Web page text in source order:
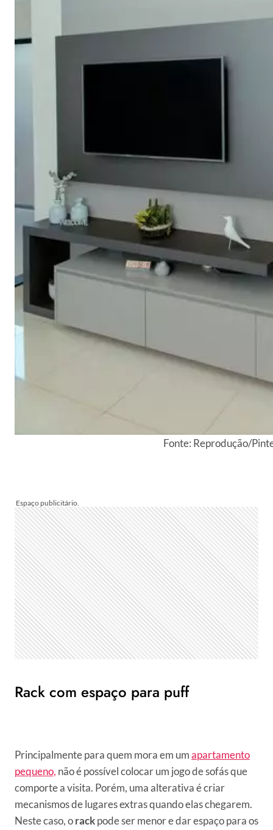
Fonte: Reprodução/
Rack com espaço para puff
Principalmente para quem mora em umapartamento
pequeno, não é possível colocar um jogo de sofás que
comporte a visita. Porém, uma alterativa é criar
mecanismos de lugares extras quando elas chegarem.
Neste caso, orackpode ser menor e dar espaço para os